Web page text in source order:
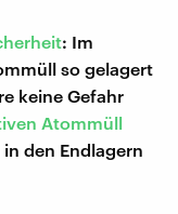
: Im
so gelagert
keine Gefahr
Atommüll
in den Endlagern